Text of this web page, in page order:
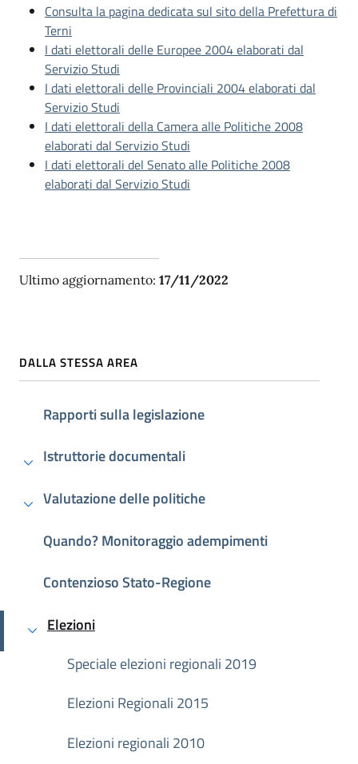
Consulta la pagina dedicata sul sito della Prefettura di
Terni
I dati elettorali delle Europee 2004 elaborati dal
Servizio Studi
I dati elettorali delle Provinciali 2004 elaborati dal
Servizio Studi
I dati elettorali della Camera alle Politiche 2008
elaborati dal Servizio Studi
I dati elettorali del Senato alle Politiche 2008
elaborati dal Servizio Studi
Ultimo aggiornamento: 17/11/2022
DALLA STESSA AREA
Rapporti sulla legislazione
Istruttorie documentali
Valutazione delle politiche
Quando? Monitoraggio adempimenti
Contenzioso Stato-Regione
Elezioni
Attivo
Speciale elezioni regionali 2019
Elezioni Regionali 2015
Elezioni regionali 2010